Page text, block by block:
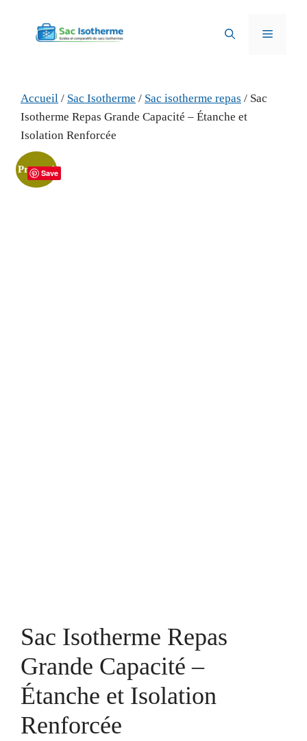
contenu
Menu
Accueil / Sac Isotherme / Sac isotherme repas / Sac
Isotherme Repas Grande Capacité – Étanche et
Isolation Renforcée
Promo !
Save
Sac Isotherme Repas
Grande Capacité –
Étanche et Isolation
Renforcée